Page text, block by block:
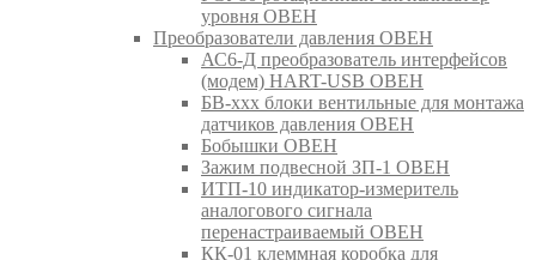
уровня ОВЕН
Преобразователи давления ОВЕН
АС6-Д преобразователь интерфейсов
(модем) HART-USB ОВЕН
БВ-ххх блоки вентильные для монтажа
датчиков давления ОВЕН
Бобышки ОВЕН
Зажим подвесной ЗП-1 ОВЕН
ИТП-10 индикатор-измеритель
аналогового сигнала
перенастраиваемый ОВЕН
КК-01 клеммная коробка для